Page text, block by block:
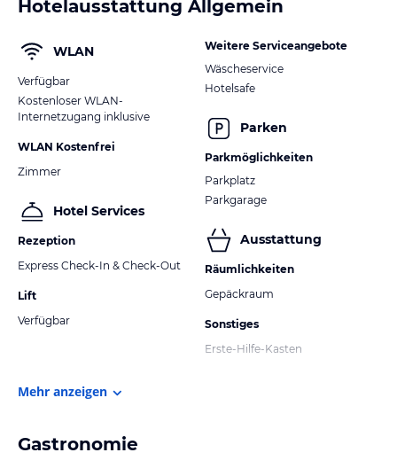
Hotelausstattung Allgemein
WLAN
Verfügbar
Kostenloser WLAN-
Internetzugang inklusive
WLAN Kostenfrei
Zimmer
Hotel Services
Rezeption
Express Check-In & Check-Out
Lift
Verfügbar
Weitere Serviceangebote
Wäscheservice
Hotelsafe
Parken
Parkmöglichkeiten
Parkplatz
Parkgarage
Ausstattung
Räumlichkeiten
Gepäckraum
Sonstiges
Erste-Hilfe-Kasten
Mehr anzeigen
Gastronomie